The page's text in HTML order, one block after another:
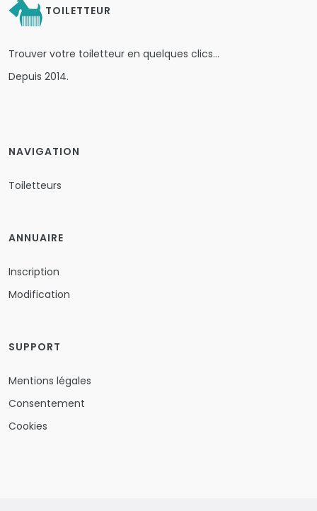
TOILETTEUR
Trouver votre toiletteur en quelques clics…
Depuis 2014.
NAVIGATION
Toiletteurs
ANNUAIRE
Inscription
Modification
SUPPORT
Mentions légales
Consentement
Cookies